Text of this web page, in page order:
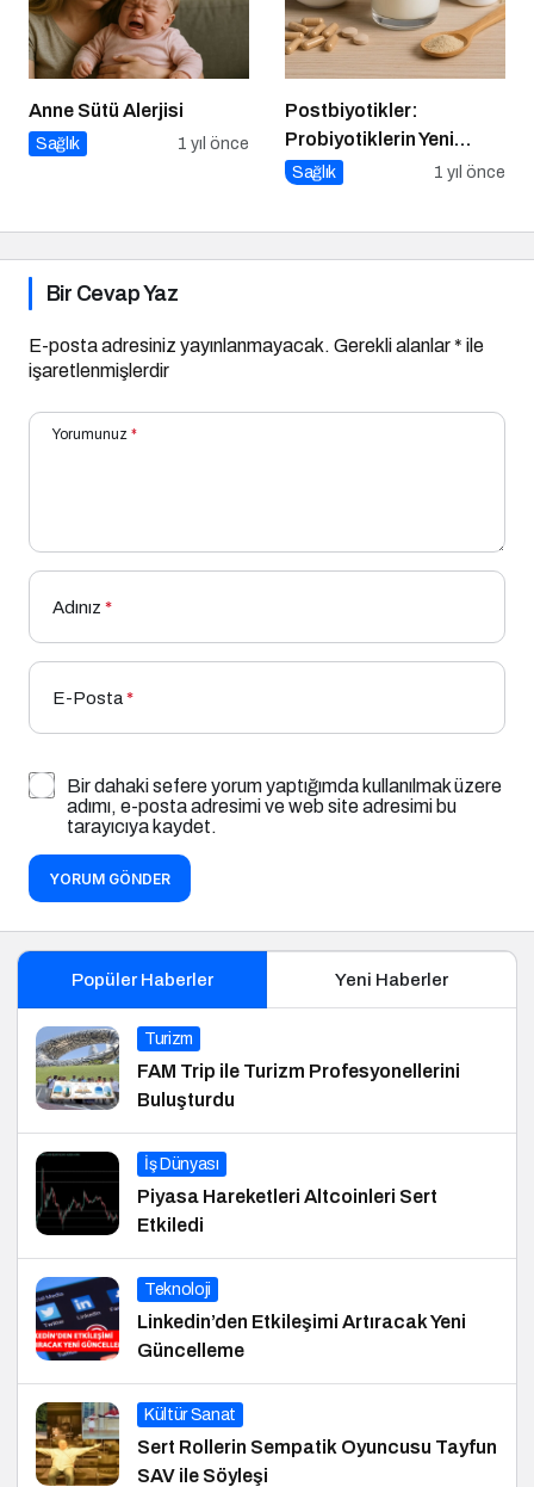
Anne Sütü Alerjisi
Sağlık 1 yıl önce
Postbiyotikler:
Probiyotiklerin Yeni
Jenerasyonu mu?
Sağlık 1 yıl önce
Bir Cevap Yaz
E-posta adresiniz yayınlanmayacak. Gerekli alanlar* ile
işaretlenmişlerdir
Yorumunuz *
Adınız *
E-Posta*
Bir dahaki sefere yorum yaptığımda kullanılmak üzere
adımı, e-posta adresimi ve web site adresimi bu
tarayıcıya kaydet.
YORUM GÖNDER
Popüler Haberler Yeni Haberler
Turizm
FAM Trip ile Turizm Profesyonellerini
Buluşturdu
İş Dünyası
Piyasa Hareketleri Altcoinleri Sert
Etkiledi
Teknoloji
Linkedin’den Etkileşimi Artıracak Yeni
Güncelleme
Kültür Sanat
Sert Rollerin Sempatik Oyuncusu Tayfun
SAV ile Söyleşi